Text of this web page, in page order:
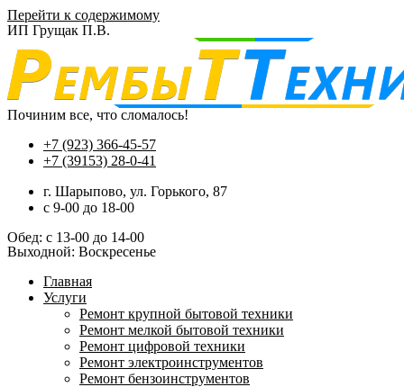
Перейти к содержимому
ИП Грущак П.В.
Починим все, что сломалось!
+7 (923) 366-45-57
+7 (39153) 28-0-41
г. Шарыпово, ул. Горького, 87
c 9-00 до 18-00
Обед: с 13-00 до 14-00
Выходной: Воскресенье
Главная
Услуги
Ремонт крупной бытовой техники
Ремонт мелкой бытовой техники
Ремонт цифровой техники
Ремонт электроинструментов​
Ремонт бензоинструментов